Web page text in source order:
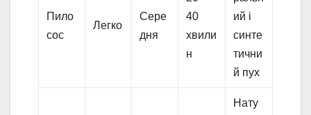
Пило
сос
Легко
Сере
дня
40
хвили
н
ий і
синте
тични
й пух
Нату